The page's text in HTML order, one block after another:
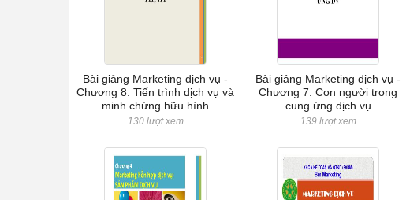
Bài giảng Marketing dịch vụ -
Chương 8: Tiến trình dịch vụ và
minh chứng hữu hình
130 lượt xem
Bài giảng Marketing dịch vụ -
Chương 7: Con người trong
cung ứng dịch vụ
139 lượt xem